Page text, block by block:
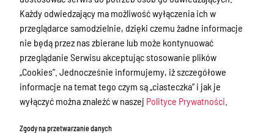
w Miłakowie
Menu Przedmiotowe
Urząd Miejski w Miłakowie
Gmina Miłakowo
Majątek i finanse
Wersja obowiązująca
z dnia14-06-2022
13:18:08
Drukuj
Imienny wykaz
głosowania
Każdy odwiedzający ma możliwość wyłączenia ich w
przeglądarce samodzielnie, dzięki czemu żadne informacje
nie będą przez nas zbierane lub może kontynuować
przeglądanie Serwisu akceptując stosowanie plików
„Cookies”. Jednocześnie informujemy, iż szczegółowe
informacje na temat tego czym są „ciasteczka” i jak je
wyłączyć można znaleźć w naszej Polityce Prywatności
Zgody na przetwarzanie danych